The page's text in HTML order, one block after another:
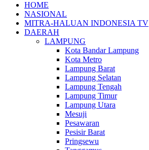
HOME
NASIONAL
MITRA-HALUAN INDONESIA TV
DAERAH
LAMPUNG
Kota Bandar Lampung
Kota Metro
Lampung Barat
Lampung Selatan
Lampung Tengah
Lampung Timur
Lampung Utara
Mesuji
Pesawaran
Pesisir Barat
Pringsewu